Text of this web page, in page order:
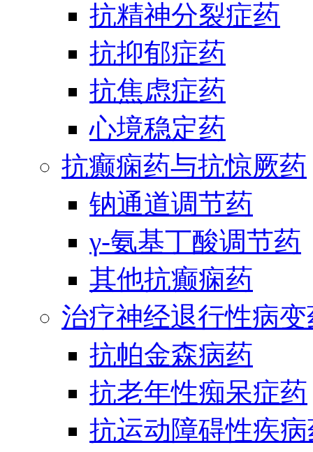
抗精神分裂症药
抗抑郁症药
抗焦虑症药
心境稳定药
抗癫痫药与抗惊厥药
钠通道调节药
γ-氨基丁酸调节药
其他抗癫痫药
治疗神经退行性病
抗帕金森病药
抗老年性痴呆症药
抗运动障碍性疾